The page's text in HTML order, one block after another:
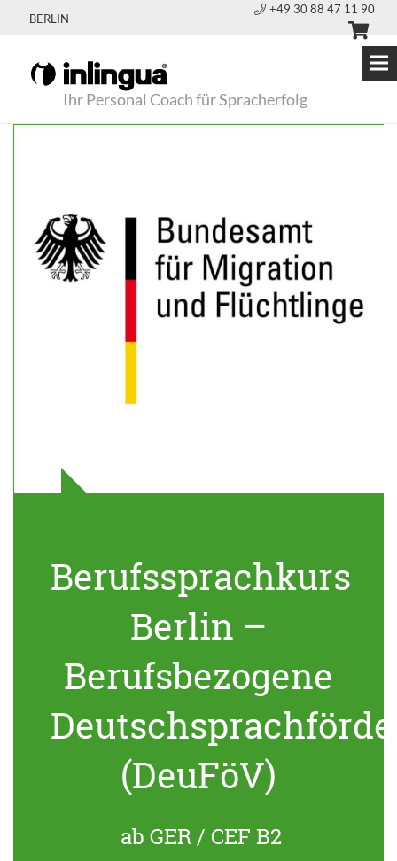
BERLIN
+49 30 88 47 11 90
Ihr Personal Coach für Spracherfolg
Berufssprachkurs
Berlin –
Berufsbezogene
(DeuFöV)
ab GER / CEF B2